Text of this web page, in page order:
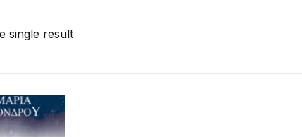
single result